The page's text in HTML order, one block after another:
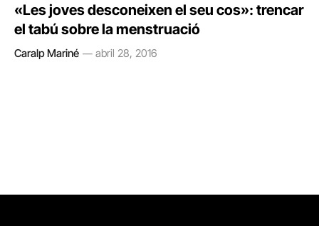
«Les joves desconeixen el seu cos»: trencar
el tabú sobre la menstruació
Caralp Mariné abril 28, 2016